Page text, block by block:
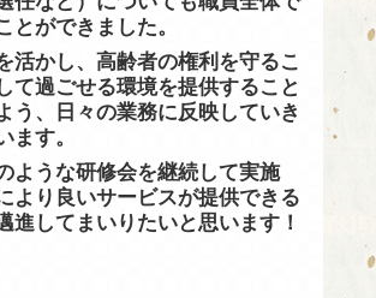
とができました。
活かし、高齢者の権利を守るこ
て過ごせる環境を提供すること
う、日々の業務に反映していき
ます。
ような研修会を継続して実施
より良いサービスが提供できる
進してまいりたいと思います！